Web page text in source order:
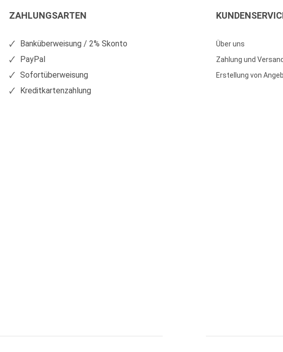
ZAHLUNGSARTEN
Banküberweisung / 2% Skonto
PayPal
Sofortüberweisung
Kreditkartenzahlung
Über uns
Zahlung und Versand
Erstellung von